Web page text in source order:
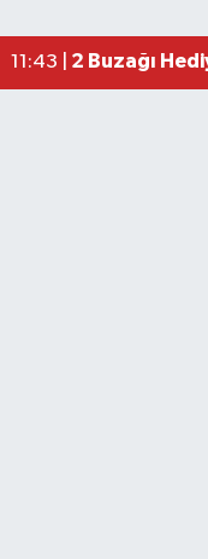
11:43 | 2 Buzağı